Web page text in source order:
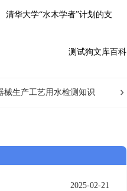
华大学“水木学者”计划的支
测试狗文库百科
械生产工艺用水检测知识
2025-02-21